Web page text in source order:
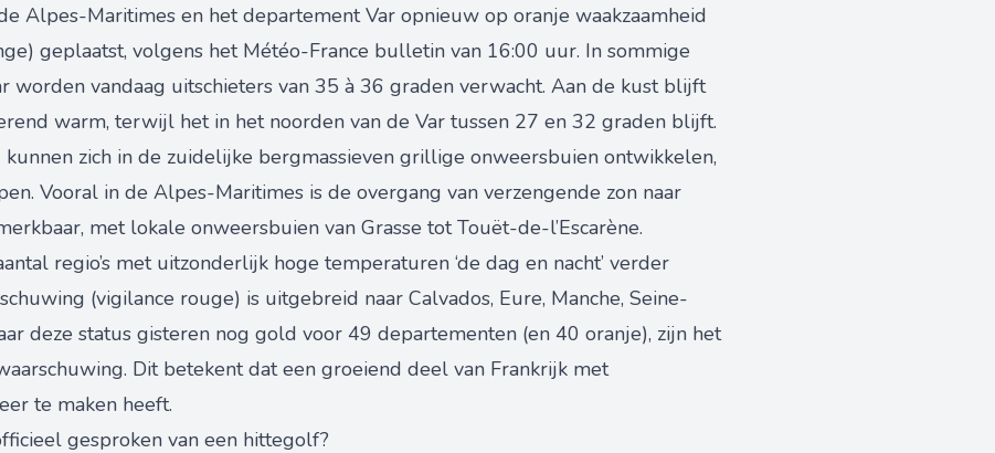
Alpes-Maritimes en het departement Var opnieuw op oranje waakzaamheid
geplaatst, volgens het Météo-France bulletin van 16:00 uur. In sommige
worden vandaag uitschieters van 35 à 36 graden verwacht. Aan de kust blijft
warm, terwijl het in het noorden van de Var tussen 27 en 32 graden blijft.
zich in de zuidelijke bergmassieven grillige onweersbuien ontwikkelen,
Vooral in de Alpes-Maritimes is de overgang van verzengende zon naar
met lokale onweersbuien van Grasse tot Touët-de-l’Escarène.
regio’s met uitzonderlijk hoge temperaturen ‘de dag en nacht’ verder
(vigilance rouge) is uitgebreid naar Calvados, Eure, Manche, Seine-
deze status gisteren nog gold voor 49 departementen (en 40 oranje), zijn het
Dit betekent dat een groeiend deel van Frankrijk met
te maken heeft.
gesproken van een hittegolf?